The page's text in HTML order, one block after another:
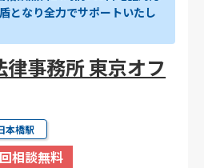
となり全力でサポートいたし
事務所 東京オフ
本橋駅
相談無料